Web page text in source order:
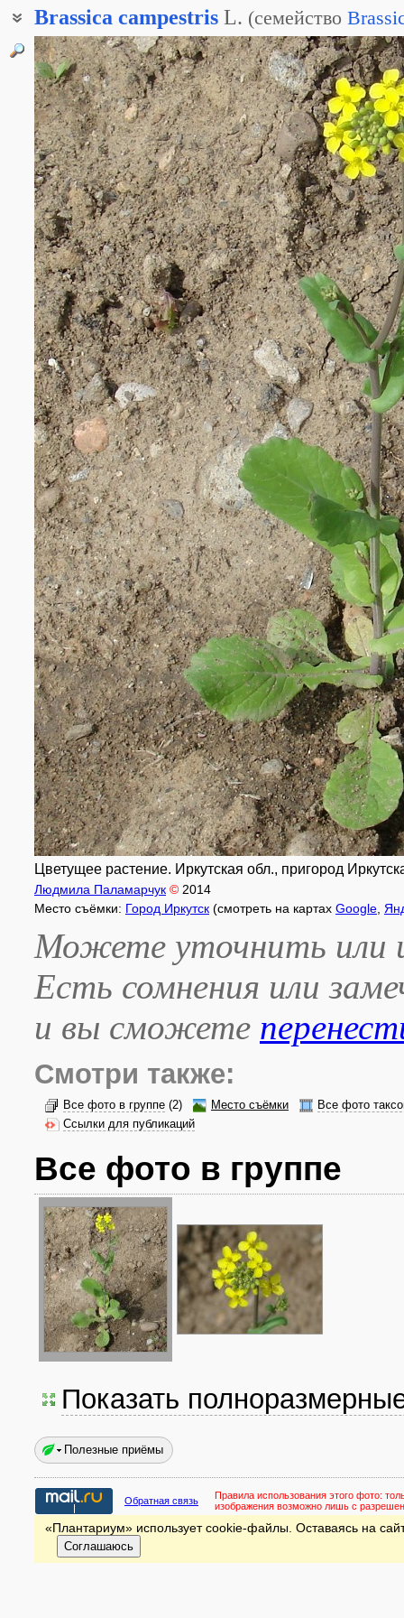
Brassica campestris L. (семейство
Брассика полевая
Капуста равнинная
Сарзон
Сурепица
Цветущее растение. Иркутская обл., пригород
Людмила Паламарчук © 2014
Место съёмки: Город Иркутск (смотреть на картах Google
Можете уточнить или
Есть сомнения или
и вы сможете
Смотри также:
Все фото в группе (2) Место съёмки
Все фото
Ссылки для публикаций
Все фото в группе
Показать
Полезные приёмы
Обратная связь Правила использования этого фото:
изображения возможно лишь с
«Плантариум» использует cookie-файлы. Оставаясь на
Соглашаюсь